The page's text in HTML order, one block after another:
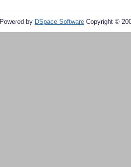
Powered by DSpace Software Copyright ©